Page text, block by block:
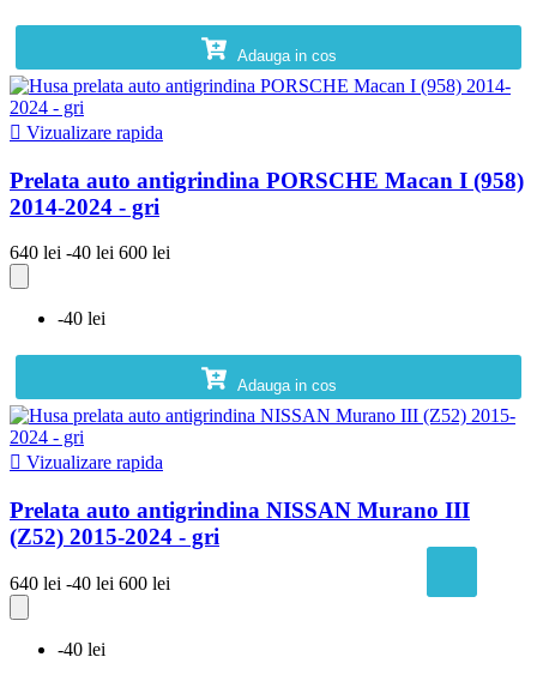
Adauga in cos
 Vizualizare rapida
Prelata auto antigrindina PORSCHE Macan I (958)
2014-2024 - gri
640 lei -40 lei 600 lei
-40 lei
Adauga in cos
 Vizualizare rapida
Prelata auto antigrindina NISSAN Murano III
(Z52) 2015-2024 - gri
640 lei -40 lei 600 lei
-40 lei